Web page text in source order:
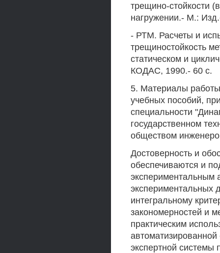
трещино-стойкости
нагружении.- М.:
- РТМ. Расчеты и
трещиностойкость
статическом и
КОДАС, 1990.- 60 с.
5. Материалы
учебных пособий,
специальности
государственном
обществом
Достоверность и
обеспечиваются и
экспериментальным
экспериментальных
интегральному
закономерностей и
практическим
экспертной системы